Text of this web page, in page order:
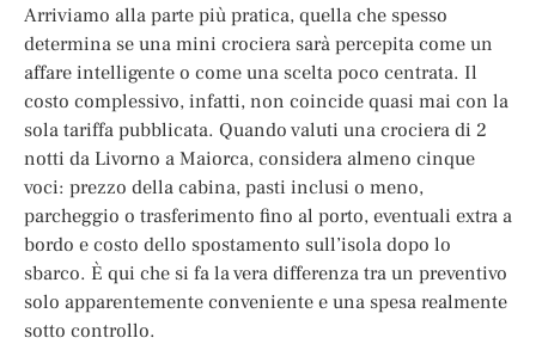
Arriviamo alla parte più pratica, quella che spesso
determina se una mini crociera sarà percepita come un
affare intelligente o come una scelta poco centrata. Il
costo complessivo, infatti, non coincide quasi mai con la
sola tariffa pubblicata. Quando valuti una crociera di 2
notti da Livorno a Maiorca, considera almeno cinque
voci: prezzo della cabina, pasti inclusi o meno,
parcheggio o trasferimento fino al porto, eventuali extra a
bordo e costo dello spostamento sull’isola dopo lo
sbarco. È qui che si fa la vera differenza tra un preventivo
solo apparentemente conveniente e una spesa realmente
sotto controllo.